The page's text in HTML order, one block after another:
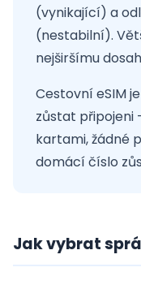
(vynikající) a
(nestabilní).
nejširšímu
Cestovní eSIM
zůstat připojeni
kartami, žádné
domácí číslo
Jak vybrat